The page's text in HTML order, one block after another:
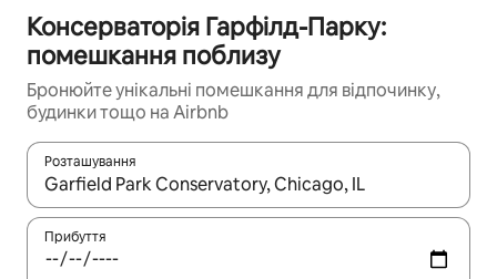
Консерваторія Гарфілд-Парку:
помешкання поблизу
Бронюйте унікальні помешкання для відпочинку,
будинки тощо на Airbnb
Розташування
Отримавши результати пошуку, використовуйте для
Прибуття